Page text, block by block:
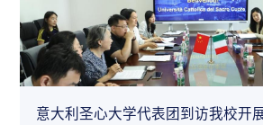
意大利圣心大学代表团到访我校开